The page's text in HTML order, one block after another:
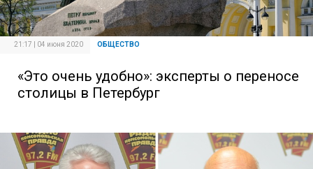
21:17 | 04 июня 2020 ОБЩЕСТВО
«Это очень удобно»: эксперты о переносе
столицы в Петербург